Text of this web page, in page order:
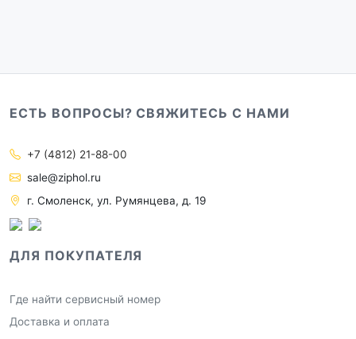
ЕСТЬ ВОПРОСЫ? СВЯЖИТЕСЬ С НАМИ
+7 (4812) 21-88-00
sale@ziphol.ru
г. Смоленск, ул. Румянцева, д. 19
ДЛЯ ПОКУПАТЕЛЯ
Где найти сервисный номер
Доставка и оплата